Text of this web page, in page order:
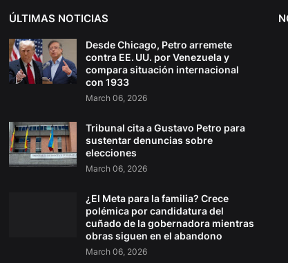
ÚLTIMAS NOTICIAS
Desde Chicago, Petro arremete
contra EE. UU. por Venezuela y
compara situación internacional
con 1933
March 06, 2026
Tribunal cita a Gustavo Petro para
sustentar denuncias sobre
elecciones
March 06, 2026
¿El Meta para la familia? Crece
polémica por candidatura del
cuñado de la gobernadora mientras
obras siguen en el abandono
March 06, 2026